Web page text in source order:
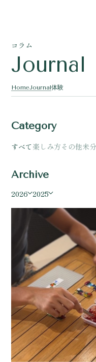
コラム
Journal
HomeJournal体験
Category
すべて楽しみ方 その他未
Archive
2026 2025